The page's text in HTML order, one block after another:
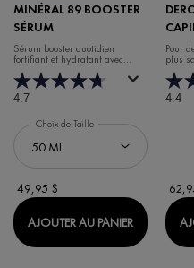
MINÉRAL 89 BOOSTER
SÉRUM
Sérum booster quotidien
fortifiant et hydratant avec
acide hyaluronique
4.7
Choix de Taille
49,95 $
AJOUTER AU PANIER MINÉRAL
Pour
plus
un
4.4